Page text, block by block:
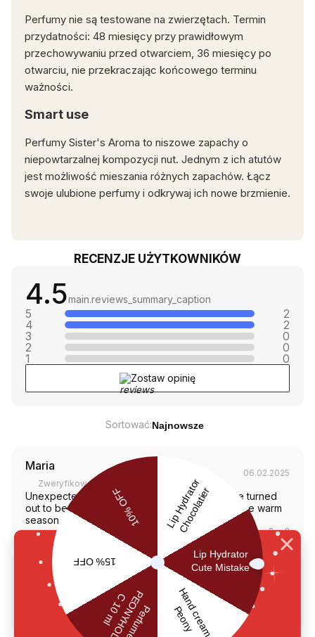
Perfumy nie są testowane na zwierzętach. Termin
przydatności: 48 miesięcy przy prawidłowym
przechowywaniu przed otwarciem, 36 miesięcy po
otwarciu, nie przekraczając końcowego terminu
ważności.
Smart use
Perfumy Sister's Aroma to niszowe zapachy o
niepowtarzalnej kompozycji nut. Jednym z ich atutów
jest możliwość mieszania różnych zapachów. Łącz
swoje ulubione perfumy i odkrywaj ich nowe brzmienie.
Sortować:Najnowsze
Maria
Zweryfikowany kupujący
06.02.2025
Unexpectedly, but a perfume with such a name turned
out to be very pleasant. I enjoy using it during the warm
season☺️
Czy ta recenzja była pomocna? 0 0
Anna
Zweryfikowany kupujący
06.02.2025
Very sad that the brand stopped making 100ml(
Czy ta recenzja była pomocna?
RECENZJE UŻYTKOWNIKÓW
4.5main.reviews_summary_caption
5
2
4
2
3
0
2
0
1
0
Zostaw opinię